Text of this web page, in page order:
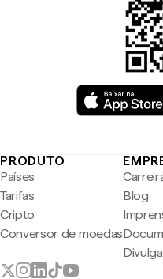
PRODUTO
Países
Tarifas
Cripto
Conversor de moedas
Blog